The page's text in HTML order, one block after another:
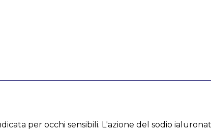
per occhi sensibili. L'azione del sodio